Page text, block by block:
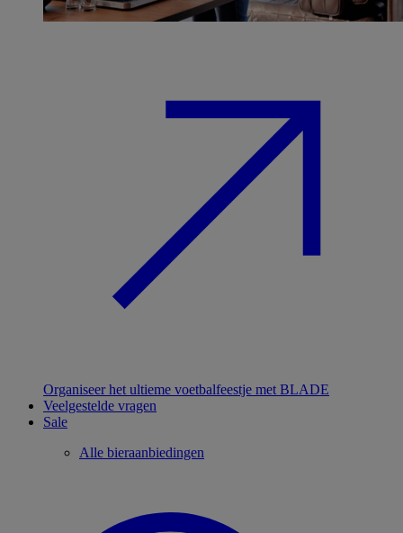
Organiseer het ultieme voetbalfeestje met BLADE
Veelgestelde vragen
Sale
Alle bieraanbiedingen